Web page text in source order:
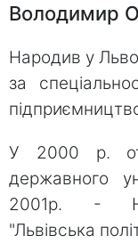
Володимир
Народив у
за
У 2000 р.
державного
2001р. -
"Львівська